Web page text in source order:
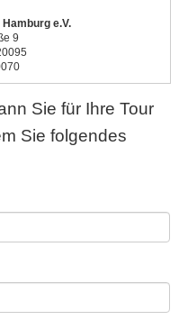
e.V.
9
Sie für Ihre Tour
Sie folgendes